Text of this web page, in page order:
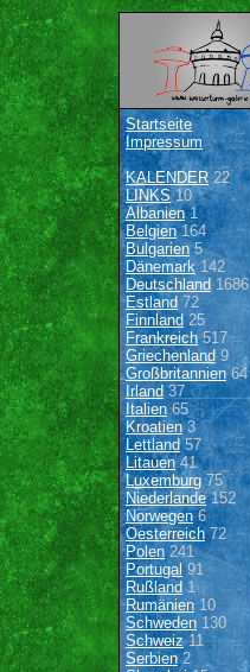
Startseite
Impressum
KALENDER22
LINKS10
Albanien1
Belgien164
Bulgarien 5
Dänemark142
Deutschland 1686
Estland 72
Finnland 25
Frankreich517
Griechenland9
Großbritannien64
Irland 37
Italien65
Kroatien3
Lettland57
Litauen41
Luxemburg 75
Niederlande152
Norwegen6
Oesterreich72
Polen 241
Portugal91
Rußland 1
Rumänien10
Schweden 130
Schweiz11
Serbien2